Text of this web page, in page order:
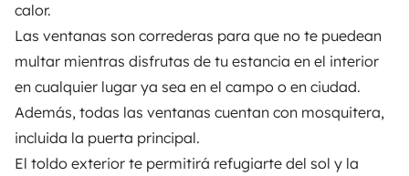
calor.
Las ventanas son correderas para que no te puedean
multar mientras disfrutas de tu estancia en el interior
en cualquier lugar ya sea en el campo o en ciudad.
Además, todas las ventanas cuentan con mosquitera,
incluida la puerta principal.
El toldo exterior te permitirá refugiarte del sol y la
Assistências de aluguer
Ajuda proprietário
Modos de pagamento seguros